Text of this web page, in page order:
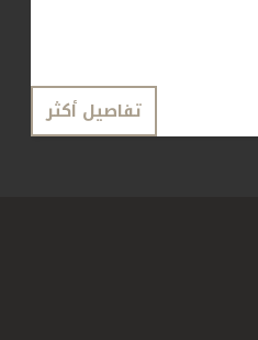
تفاصيل أكثر